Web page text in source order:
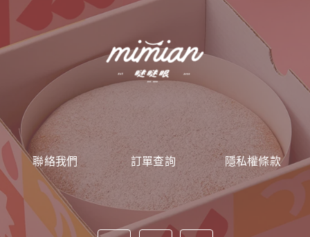
聯絡我們 訂單查詢 隱私權條款